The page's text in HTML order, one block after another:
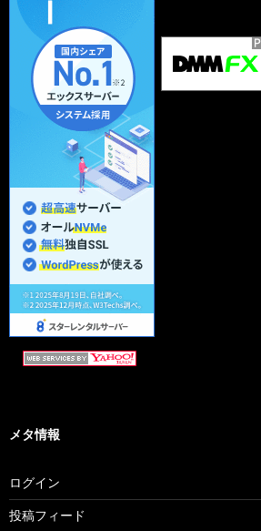
メタ情報
ログイン
投稿フィード